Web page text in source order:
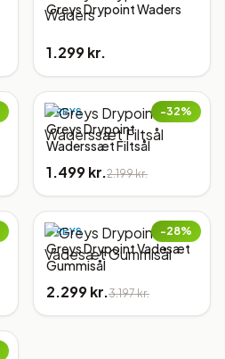
Greys Drypoint Waders
1.299 kr.
−32%
GREYS
Greys Drypoint
Waderssæt Filtsål
1.499 kr.2.199 kr.
−28%
GREYS
Greys Drypoint Vadesæt
Gummisål
2.299 kr.3.197 kr.